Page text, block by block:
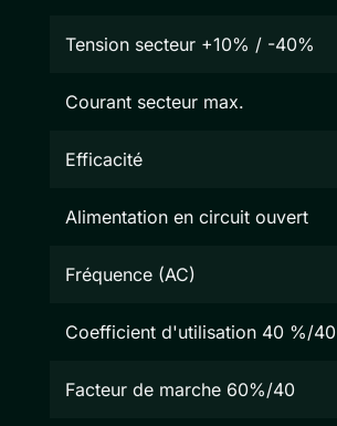
Tension secteur +10% / -40%
Courant secteur max.
Efficacité
Alimentation en circuit ouvert
Fréquence (AC)
Coefficient d'utilisation 40 %/40
Facteur de marche 60%/40